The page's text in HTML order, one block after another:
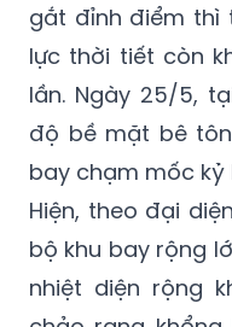
gắt đỉnh điểm thì
lực thời tiết còn
lần. Ngày 25/5,
độ bề mặt bê
bay chạm mốc kỷ
Hiện, theo đại
bộ khu bay rộng
nhiệt diện rộng